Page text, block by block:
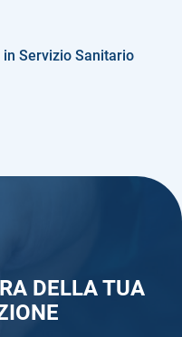
DELLA TUA
Servizio Sanitario